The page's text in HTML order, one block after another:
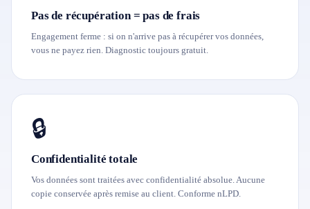
Pas de récupération = pas de frais
Engagement ferme : si on n'arrive pas à récupérer vos données,
vous ne payez rien. Diagnostic toujours gratuit.
🔒
Confidentialité totale
Vos données sont traitées avec confidentialité absolue. Aucune
copie conservée après remise au client. Conforme nLPD.